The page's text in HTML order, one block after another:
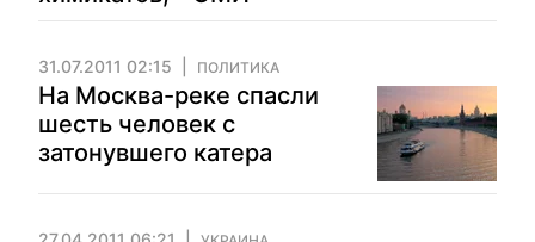
31.07.2011 02:15 ПОЛИТИКА
На Москва-реке спасли
шесть человек с
затонувшего катера